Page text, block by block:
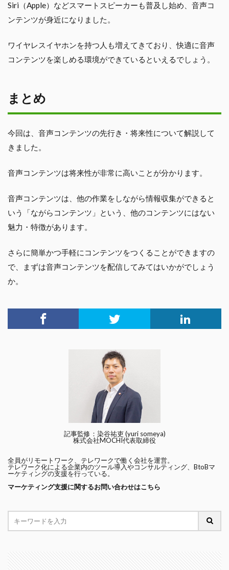
Siri（Apple）などスマートスピーカーも普及し始め、音声コ
ンテンツが身近になりました。
ワイヤレスイヤホンを持つ人も増えてきており、快適に音声
コンテンツを楽しめる環境ができているといえるでしょう。
まとめ
今回は、音声コンテンツの先行き・将来性について解説して
きました。
音声コンテンツは将来性が非常に高いことが分かります。
音声コンテンツは、他の作業をしながら情報収集ができると
いう「ながらコンテンツ」という、他のコンテンツにはない
魅力・特徴があります。
さらに簡単かつ手軽にコンテンツをつくることができますの
で、まずは音声コンテンツを配信してみてはいかがでしょう
か。
記事監修：染谷祐吏 (yuri someya)
株式会社MOCHI代表取締役
全員がリモートワーク、テレワークで働く会社を運営。
テレワーク化による企業内のツール導入やコンサルティング、BtoBマ
ーケティングの支援を行っている。
マーケティング支援に関するお問い合わせはこちら